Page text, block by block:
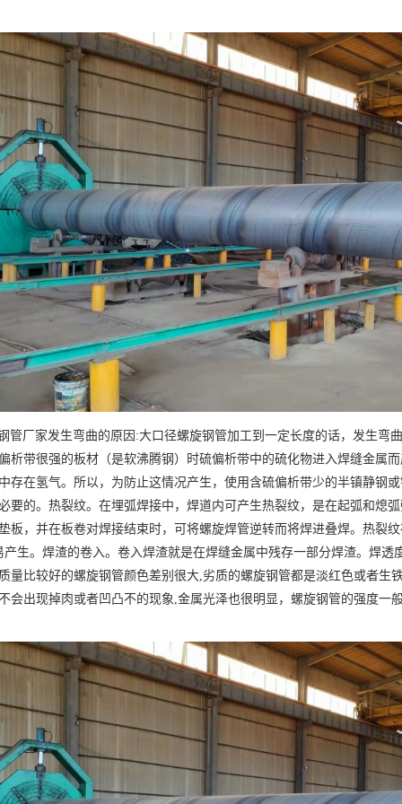
管厂家发生弯曲的原因:大口径螺旋钢管加工到一定长度的话，发生弯
析带很强的板材（是软沸腾钢）时硫偏析带中的硫化物进入焊缝金属
存在氢气。所以，为防止这情况产生，使用含硫偏析带少的半镇静钢
要的。热裂纹。在埋弧焊接中，焊道内可产生热裂纹，是在起弧和熄
板，并在板卷对焊接结束时，可将螺旋焊管逆转而将焊进叠焊。热裂
产生。焊渣的卷入。卷入焊渣就是在焊缝金属中残存一部分焊渣。焊
量比较好的螺旋钢管颜色差别很大,劣质的螺旋钢管都是淡红色或者生
会出现掉肉或者凹凸不的现象,金属光泽也很明显，螺旋钢管的强度一